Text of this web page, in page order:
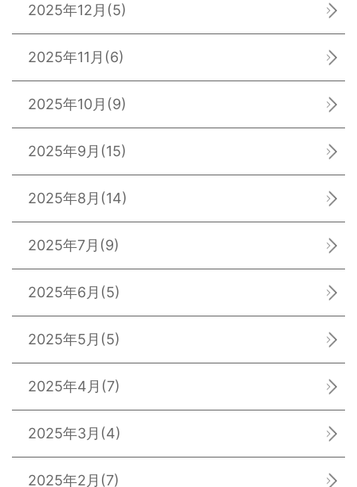
2025年12月 (5)
2025年11月 (6)
2025年10月 (9)
2025年9月 (15)
2025年8月 (14)
2025年7月 (9)
2025年6月 (5)
2025年5月 (5)
2025年4月 (7)
2025年3月 (4)
2025年2月 (7)